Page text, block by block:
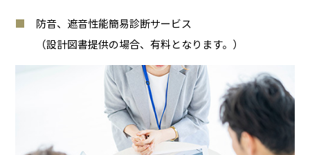
防音、遮音性能簡易診断サービス
（設計図書提供の場合、有料となります。）